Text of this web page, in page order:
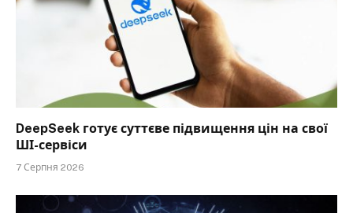
DeepSeek готує суттєве підвищення цін на свої
ШІ-сервіси
7 Серпня 2026